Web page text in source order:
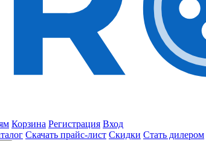
Корзина Регистрация Вход
Скачать прайс-лист Скидки Стать дилером